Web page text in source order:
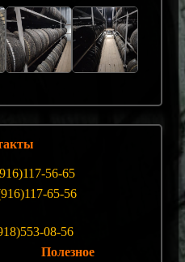
56-65
65-56
08-56
Полезное